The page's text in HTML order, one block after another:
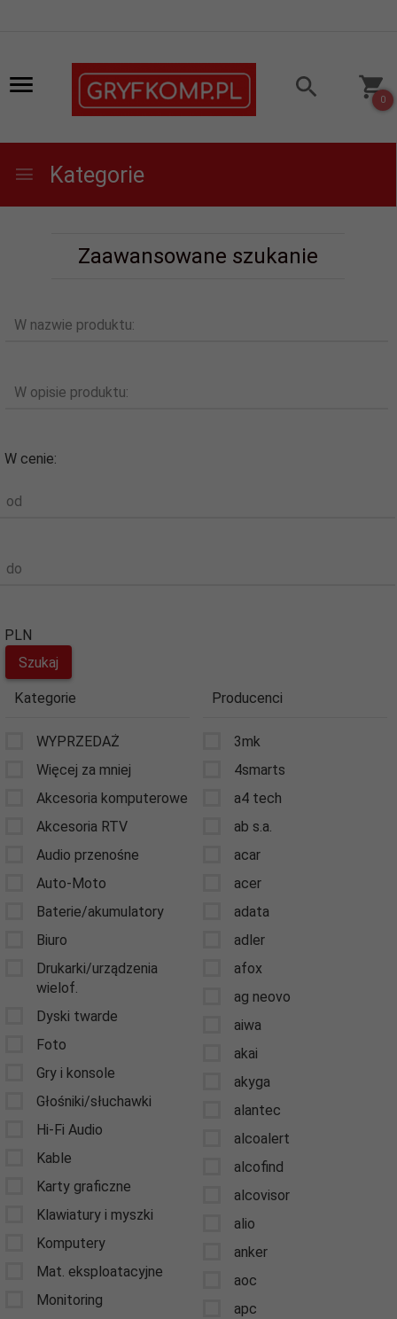
0
Kategorie
Zaawansowane szukanie
W nazwie produktu:
W opisie produktu:
W cenie:
od
do
PLN
Kategorie
WYPRZEDAŻ
Więcej za mniej
Akcesoria komputerowe
Akcesoria RTV
Audio przenośne
Auto-Moto
Baterie/akumulatory
Biuro
Drukarki/urządzenia
wielof.
Dyski twarde
Foto
Gry i konsole
Głośniki/słuchawki
Hi-Fi Audio
Kable
Karty graficzne
Klawiatury i myszki
Komputery
Mat. eksploatacyjne
Monitoring
Producenci
3mk
4smarts
a4 tech
ab s.a.
acar
acer
adata
adler
afox
ag neovo
aiwa
akai
akyga
alantec
alcoalert
alcofind
alcovisor
alio
anker
aoc
apc